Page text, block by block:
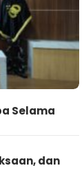
Selama
dan